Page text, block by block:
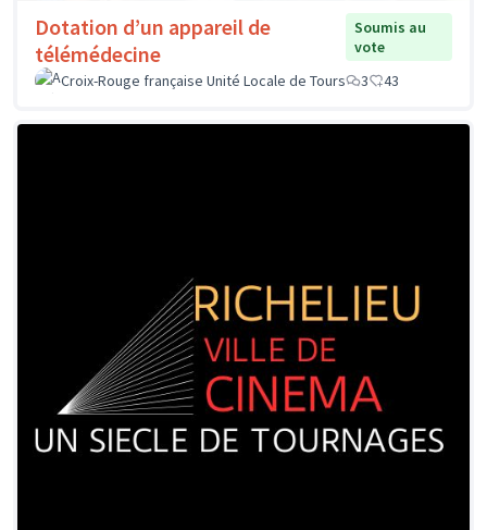
Dotation d’un appareil de
télémédecine
Soumis au
vote
Croix-Rouge française Unité Locale de Tours
3 43